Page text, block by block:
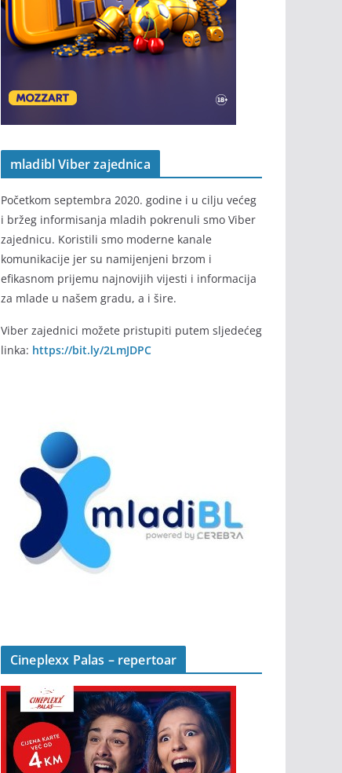
mladibl Viber zajednica
Početkom septembra 2020. godine i u cilju većeg
i bržeg informisanja mladih pokrenuli smo Viber
zajednicu. Koristili smo moderne kanale
komunikacije jer su namijenjeni brzom i
efikasnom prijemu najnovijih vijesti i informacija
za mlade u našem gradu, a i šire.
Viber zajednici možete pristupiti putem sljedećeg
linka: https://bit.ly/2LmJDPC
Cineplexx Palas – repertoar